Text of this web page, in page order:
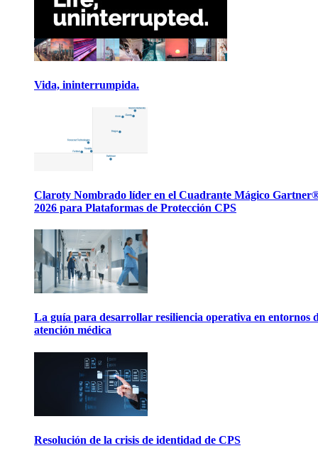
Vida, ininterrumpida.
Claroty Nombrado líder en el Cuadrante Mágico
2026 para Plataformas de Protección CPS
La guía para desarrollar resiliencia operativa en entornos
atención médica
Resolución de la crisis de identidad de CPS